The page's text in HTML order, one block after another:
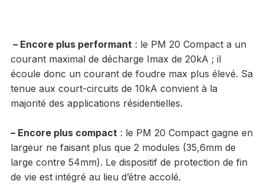
– Encore plus performant: le PM 20 Compact a un
courant maximal de décharge Imax de 20kA ; il
écoule donc un courant de foudre max plus élevé. Sa
tenue aux court-circuits de 10kA convient à la
majorité des applications résidentielles.
– Encore plus compact: le PM 20 Compact gagne en
largeur ne faisant plus que 2 modules (35,6mm de
large contre 54mm). Le dispositif de protection de fin
de vie est intégré au lieu d’être accolé.